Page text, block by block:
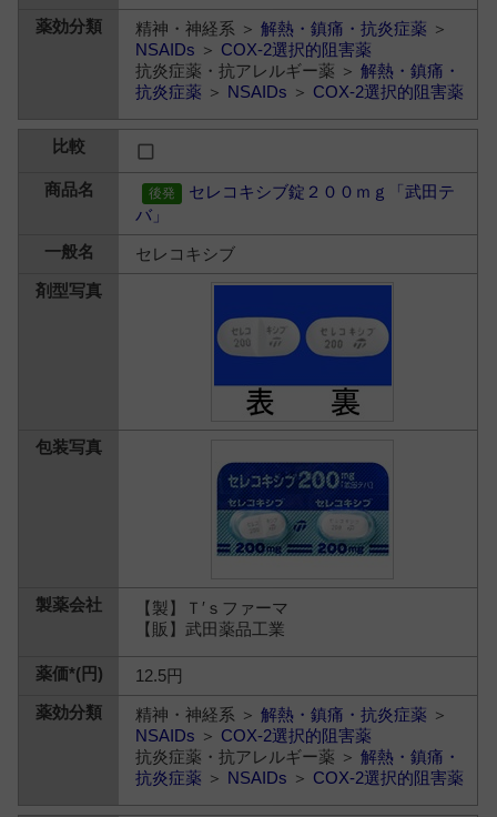
精神・神経系 ＞解熱・鎮痛・抗炎症薬 ＞
NSAIDs ＞ COX-2選択的阻害薬
抗炎症薬・抗アレルギー薬 ＞解熱・鎮痛・
抗炎症薬 ＞ NSAIDs ＞ COX-2選択的阻害薬
セレコキシブ錠２００ｍｇ「武田テ
バ」
セレコキシブ
【製】Ｔ′ｓファーマ
【販】武田薬品工業
12.5円
精神・神経系 ＞解熱・鎮痛・抗炎症薬 ＞
NSAIDs ＞ COX-2選択的阻害薬
抗炎症薬・抗アレルギー薬 ＞解熱・鎮痛・
抗炎症薬 ＞ NSAIDs ＞ COX-2選択的阻害薬